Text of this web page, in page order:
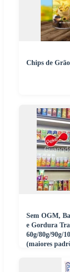
Chips de
Sem OGM,
e Gordura
60g/80g/90g/
(maiores